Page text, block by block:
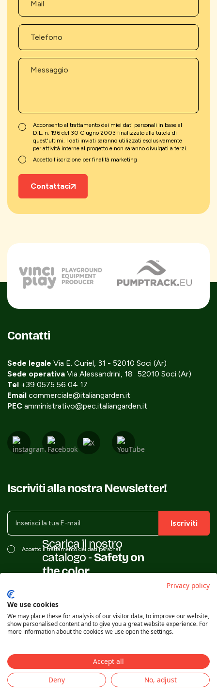
Acconsento al trattamento dei miei dati personali in base al
D.L. n. 196 del 30 Giugno 2003 finalizzato alla tutela di
quest'ultimi. I dati inviati saranno utilizzati esclusivamente
per attività interne al progetto e non saranno divulgati a terzi.
Accetto l'iscrizione per finalità marketing
Contattaci
Contatti
Sede legale Via E. Curiel, 31 - 52010 Soci (Ar)
Sede operativa Via Alessandrini, 18 52010 Soci (Ar)
Tel +39 0575 56 04 17
Email commerciale@italiangarden.it
PEC amministrativo@pec.italiangarden.it
Iscriviti alla nostra Newsletter!
Iscriviti
Accetto il trattamento dei dati personali
Scarica il nostro
catalogo - Safety on
the color
Italian Garden Srl © 2025 | Via Alessandrini, 18 - 52010 Soci (AR) | P.IVA
01503250514 | Numero REA AR - 109568 | CS 45.600,00Privacy Policy
Credits:x-brain.it
Privacy policy
We use cookies
We may place these for analysis of our visitor data, to improve our website,
show personalised content and to give you a great website experience. For
more information about the cookies we use open the settings.
Accept all
Deny
No, adjust